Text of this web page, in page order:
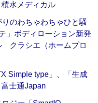
水メディカル
りのわちゃわちゃひと騒
」ボディローション新発
クラシエ（ホームプロ
Simple type」、「生成
士通Japan